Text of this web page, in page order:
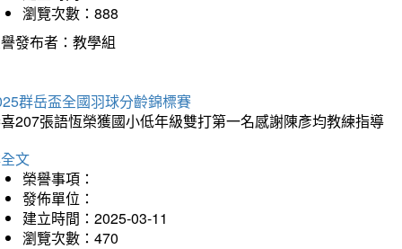
瀏覽次數：888
發布者：教學組
群岳盃全國羽球分齡錦標賽
207張語恆榮獲國小低年級雙打第一名感謝陳彥均教練指導
文
榮譽事項：
發佈單位：
建立時間：2025-03-11
瀏覽次數：470